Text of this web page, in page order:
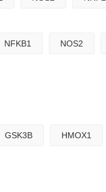
NFKB1 NOS2
GSK3B HMOX1